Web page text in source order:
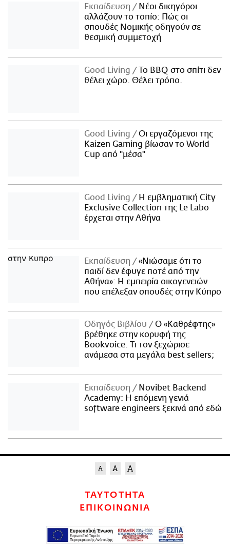
Εκπαίδευση
Νέοι δικηγόροι
αλλάζουν το τοπίο: Πώς οι
σπουδές Νομικής οδηγούν σε
θεσμική συμμετοχή
Good Living
Το BBQ στο σπίτι δεν
θέλει χώρο. Θέλει τρόπο.
Good Living
Οι εργαζόμενοι της
Kaizen Gaming βίωσαν το World
Cup από "μέσα"
Good Living
Η εμβληματική City
Exclusive Collection της Le Labo
έρχεται στην Αθήνα
Εκπαίδευση
«Νιώσαμε ότι το
παιδί δεν έφυγε ποτέ από την
Αθήνα»: Η εμπειρία οικογενειών
που επέλεξαν σπουδές στην Κύπρο
Οδηγός Βιβλίου
Ο «Καθρέφτης»
βρέθηκε στην κορυφή της
Bookvoice. Τι τον ξεχώρισε
ανάμεσα στα μεγάλα best sellers;
Εκπαίδευση
Novibet Backend
Academy: Η επόμενη γενιά
software engineers ξεκινά από εδώ
ΤΑΥΤΟΤΗΤΑ
ΕΠΙΚΟΙΝΩΝΙΑ